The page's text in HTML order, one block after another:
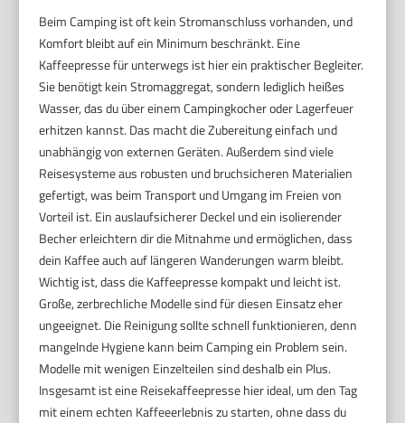
Beim Camping ist oft kein Stromanschluss vorhanden, und
Komfort bleibt auf ein Minimum beschränkt. Eine
Kaffeepresse für unterwegs ist hier ein praktischer Begleiter.
Sie benötigt kein Stromaggregat, sondern lediglich heißes
Wasser, das du über einem Campingkocher oder Lagerfeuer
erhitzen kannst. Das macht die Zubereitung einfach und
unabhängig von externen Geräten. Außerdem sind viele
Reisesysteme aus robusten und bruchsicheren Materialien
gefertigt, was beim Transport und Umgang im Freien von
Vorteil ist. Ein auslaufsicherer Deckel und ein isolierender
Becher erleichtern dir die Mitnahme und ermöglichen, dass
dein Kaffee auch auf längeren Wanderungen warm bleibt.
Wichtig ist, dass die Kaffeepresse kompakt und leicht ist.
Große, zerbrechliche Modelle sind für diesen Einsatz eher
ungeeignet. Die Reinigung sollte schnell funktionieren, denn
mangelnde Hygiene kann beim Camping ein Problem sein.
Modelle mit wenigen Einzelteilen sind deshalb ein Plus.
Insgesamt ist eine Reisekaffeepresse hier ideal, um den Tag
mit einem echten Kaffeeerlebnis zu starten, ohne dass du